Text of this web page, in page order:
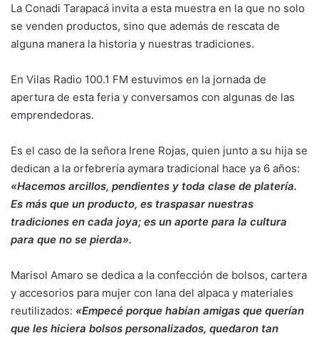
La Conadi Tarapacá invita a esta muestra en la que no solo
se venden productos, sino que además de rescata de
alguna manera la historia y nuestras tradiciones.
En Vilas Radio 100.1 FM estuvimos en la jornada de
apertura de esta feria y conversamos con algunas de las
emprendedoras.
Es el caso de la señora Irene Rojas, quien junto a su hija se
dedican a la orfebrería aymara tradicional hace ya 6 años:
«Hacemos arcillos, pendientes y toda clase de platería.
Es más que un producto, es traspasar nuestras
tradiciones en cada joya; es un aporte para la cultura
para que no se pierda».
Marisol Amaro se dedica a la confección de bolsos, cartera
y accesorios para mujer con lana del alpaca y materiales
reutilizados: «Empecé porque habían amigas que querían
que les hiciera bolsos personalizados, quedaron tan